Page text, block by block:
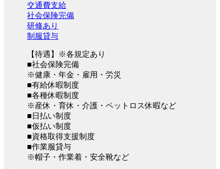
交通費支給
社会保険完備
研修あり
制服貸与
【待遇】※各規定あり
■社会保険完備
※健康・年金・雇用・労災
■有給休暇制度
■各種休暇制度
※産休・育休・介護・ペットロス休暇など
■日払い制度
■仮払い制度
■資格取得支援制度
■作業服貸与
※帽子・作業着・安全靴など